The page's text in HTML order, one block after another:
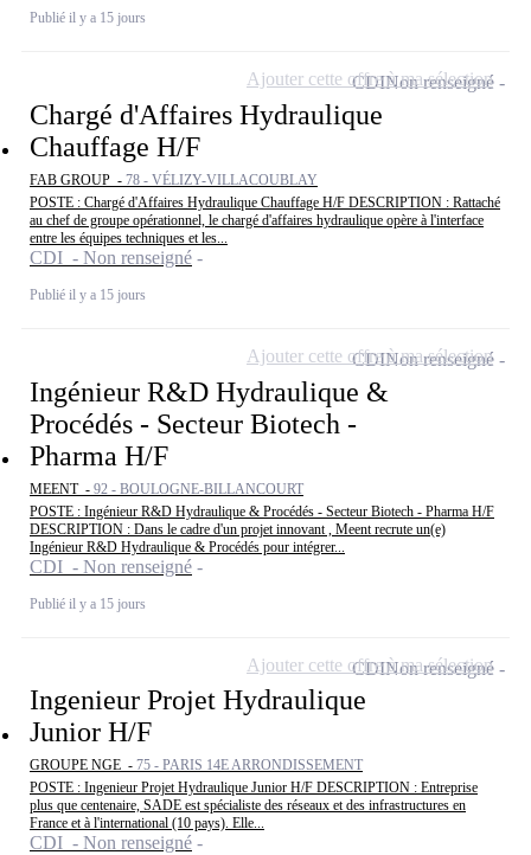
Publié il y a 15 jours
Chargé d'Affaires Hydraulique
Chauffage H/F
FAB GROUP - 78 - VÉLIZY-VILLACOUBLAY
POSTE : Chargé d'Affaires Hydraulique Chauffage H/F DESCRIPTION : Rattaché
au chef de groupe opérationnel, le chargé d'affaires hydraulique opère à l'interface
entre les équipes techniques et les...
CDI - Non renseigné
Publié il y a 15 jours
CDINon renseigné
Ajouter cette offre à ma sélection
Ingénieur R&D Hydraulique &
Procédés - Secteur Biotech -
Pharma H/F
MEENT - 92 - BOULOGNE-BILLANCOURT
POSTE : Ingénieur R&D Hydraulique & Procédés - Secteur Biotech - Pharma H/F
DESCRIPTION : Dans le cadre d'un projet innovant , Meent recrute un(e)
Ingénieur R&D Hydraulique & Procédés pour intégrer...
CDI - Non renseigné
Publié il y a 15 jours
CDINon renseigné
Ajouter cette offre à ma sélection
Ingenieur Projet Hydraulique
Junior H/F
GROUPE NGE - 75 - PARIS 14E ARRONDISSEMENT
POSTE : Ingenieur Projet Hydraulique Junior H/F DESCRIPTION : Entreprise
plus que centenaire, SADE est spécialiste des réseaux et des infrastructures en
France et à l'international (10 pays). Elle...
CDI - Non renseigné
CDINon renseigné
Ajouter cette offre à ma sélection